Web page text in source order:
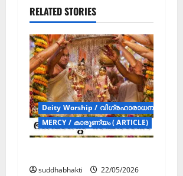
RELATED STORIES
Deity Worship / വിഗ്രഹാരാധന (Articles)
MERCY / കാരുണ്യം ( ARTICLE)
suddhabhakti
22/05/2026